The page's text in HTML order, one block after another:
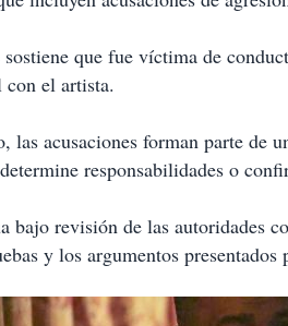
que fue víctima de
el artista.
las acusaciones forman parte de
responsabilidades o
bajo revisión de las autoridades
y los argumentos presentados